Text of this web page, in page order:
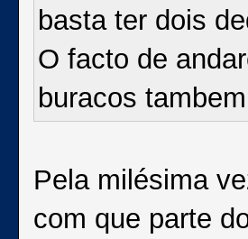
basta ter dois
O facto de
buracos
Pela milésima
com que parte